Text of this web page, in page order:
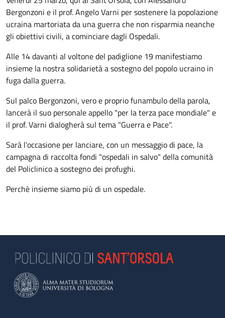
Bergonzoni e il prof. Angelo Varni per sostenere la popolazione
ucraina martoriata da una guerra che non risparmia neanche
gli obiettivi civili, a cominciare dagli Ospedali.
Alle 14 davanti al voltone del padiglione 19 manifestiamo
insieme la nostra solidarietà a sostegno del popolo ucraino in
fuga dalla guerra.
Sul palco Bergonzoni, vero e proprio funambulo della parola,
lancerà il suo personale appello "per la terza pace mondiale" e
il prof. Varni dialogherà sul tema "Guerra e Pace".
Sarà l'occasione per lanciare, con un messaggio di pace, la
campagna di raccolta fondi "ospedali in salvo" della comunità
del Policlinico a sostegno dei profughi.
Perchè insieme siamo più di un ospedale.